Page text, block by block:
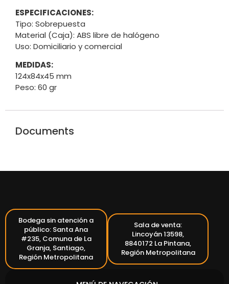
ESPECIFICACIONES:
Tipo: Sobrepuesta
Material (Caja): ABS libre de halógeno
Uso: Domiciliario y comercial
MEDIDAS:
124x84x45 mm
Peso: 60 gr
Documents
Bodega sin atención a
público: Santa Ana
#235, Comuna de La
Granja, Santiago,
Región Metropolitana
Sala de venta:
Lincoyán 13598,
8840172 La Pintana,
Región Metropolitana